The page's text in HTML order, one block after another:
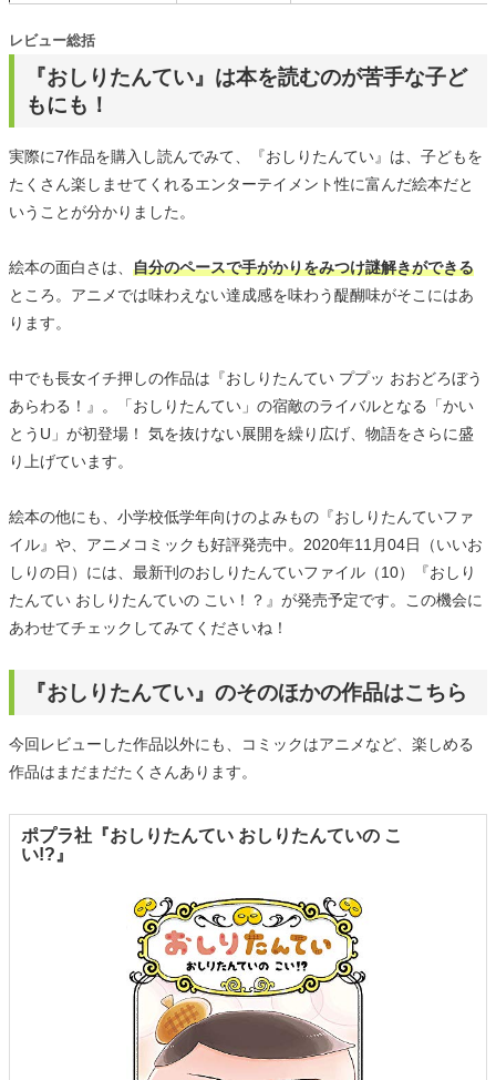
『おしりたんてい』は本を読むのが苦手な子ど
もにも！
レビュー総括
実際に7作品を購入し読んでみて、『おしりたんてい』は、子どもを
たくさん楽しませてくれるエンターテイメント性に富んだ絵本だと
いうことが分かりました。
絵本の面白さは、 自分のペースで手がかりをみつけ謎解きができる
ところ。アニメでは味わえない達成感を味わう醍醐味がそこにはあ
ります。
中でも長女イチ押しの作品は『おしりたんてい ププッ おおどろぼう
あらわる！』。「おしりたんてい」の宿敵のライバルとなる「かい
とうU」が初登場！ 気を抜けない展開を繰り広げ、物語をさらに盛
り上げています。
絵本の他にも、小学校低学年向けのよみもの『おしりたんていファ
イル』や、アニメコミックも好評発売中。2020年11月04日（いいお
しりの日）には、最新刊のおしりたんていファイル（10）『おしり
たんてい おしりたんていの こい！？』が発売予定です。この機会に
あわせてチェックしてみてくださいね！
『おしりたんてい』のそのほかの作品はこちら
今回レビューした作品以外にも、コミックはアニメなど、楽しめる
作品はまだまだたくさんあります。
ポプラ社『おしりたんてい おしりたんていの こ
い!?』